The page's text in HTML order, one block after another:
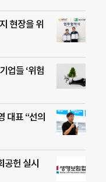
현장을 위
업들 ‘위험
대표 “선의
공헌 실시